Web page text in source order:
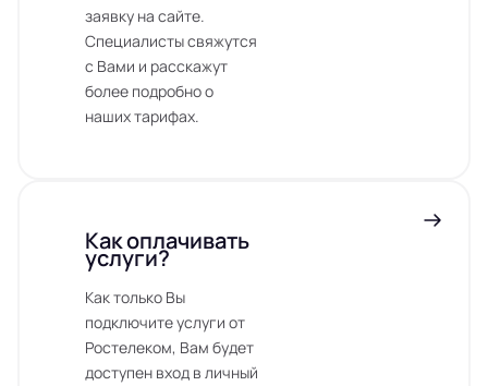
заявку на сайте.
Специалисты свяжутся
с Вами и расскажут
более подробно о
наших тарифах.
Как оплачивать
услуги?
Как только Вы
подключите услуги от
Ростелеком, Вам будет
доступен вход в личный